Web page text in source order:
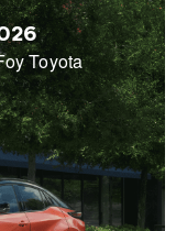
Toyota